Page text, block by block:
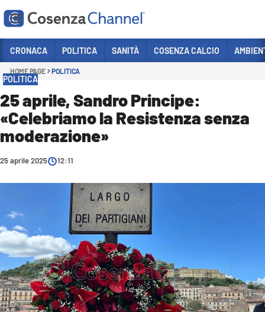
Sezioni
CRONACA
POLITICA
COSENZA CALCIO
ECONOMIA E LAVORO
SPORT
CULTURA
AMBIENTE
Streaming
CRONACA POLITICA SANITÀ COSENZA CALCIO
HOME PAGE POLITICA
POLITICA
25 aprile, Sandro Principe:
«Celebriamo la Resistenza senza
moderazione»
25 aprile 2025 12:11